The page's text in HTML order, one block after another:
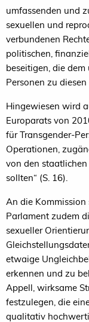
umfassenden und
sexuellen und
verbundenen
politischen,
beseitigen, die
Personen zu diesen
Hingewiesen wird
Europarats von
für Transgender-
Operationen,
von den
sollten“ (S. 16).
An die
Parlament zudem
sexueller
etwaige
erkennen und zu
Appell, wirksame
festzulegen, die
qualitativ